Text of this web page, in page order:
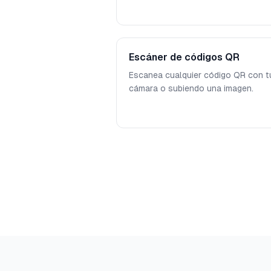
Escáner de códigos QR
Escanea cualquier código QR con
cámara o subiendo una imagen.